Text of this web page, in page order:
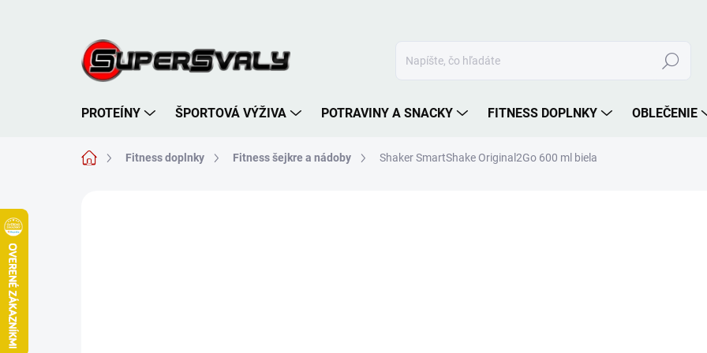
Hľadať
PROTEÍNY ŠPORTOVÁ VÝŽIVA POTRAVINY A SNACKY FITNESS DOPLNKY OBLEČENIE
DomovFitness doplnky Fitness šejkre a nádoby Shaker SmartShake Original2Go 600 ml biela